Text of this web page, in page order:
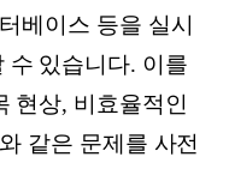
베이스 등을 실시
수 있습니다. 이를
현상, 비효율적인
같은 문제를 사전